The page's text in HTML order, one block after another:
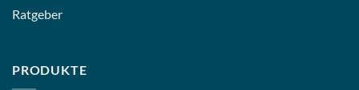
Ratgeber
PRODUKTE